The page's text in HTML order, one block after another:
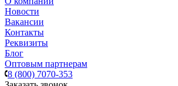
Новости
Вакансии
Контакты
Реквизиты
Блог
Оптовым партнерам
8 (800) 7070-353